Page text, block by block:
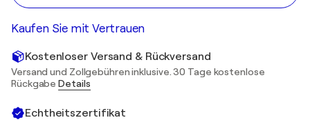
Kaufen Sie mit Vertrauen
Kostenloser Versand & Rückversand
Versand und Zollgebühren inklusive. 30 Tage kostenlose
RückgabeDetails
Echtheitszertifikat